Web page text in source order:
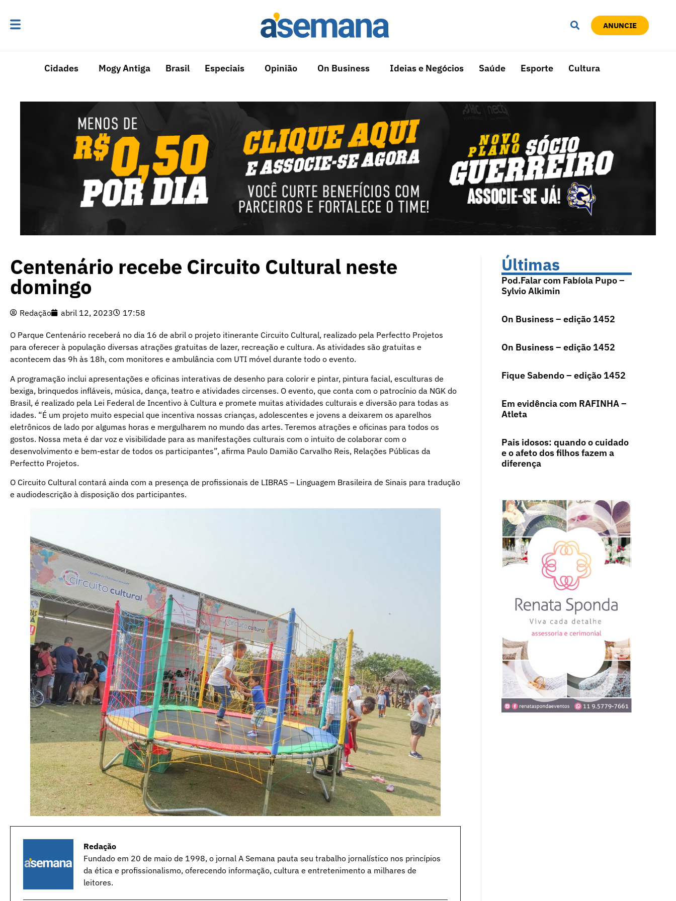
ANUNCIE
Cidades Mogy Antiga Brasil Especiais Opinião On Business Ideias e Negócios Saúde Esporte Cultura
Centenário recebe Circuito Cultural neste
domingo
Redação abril 12, 2023 17:58
O Parque Centenário receberá no dia 16 de abril o projeto itinerante Circuito Cultural, realizado pela Perfectto Projetos
para oferecer à população diversas atrações gratuitas de lazer, recreação e cultura. As atividades são gratuitas e
acontecem das 9h às 18h, com monitores e ambulância com UTI móvel durante todo o evento.
A programação inclui apresentações e oficinas interativas de desenho para colorir e pintar, pintura facial, esculturas de
bexiga, brinquedos infláveis, música, dança, teatro e atividades circenses. O evento, que conta com o patrocínio da NGK do
Brasil, é realizado pela Lei Federal de Incentivo à Cultura e promete muitas atividades culturais e diversão para todas as
idades. “É um projeto muito especial que incentiva nossas crianças, adolescentes e jovens a deixarem os aparelhos
eletrônicos de lado por algumas horas e mergulharem no mundo das artes. Teremos atrações e oficinas para todos os
gostos. Nossa meta é dar voz e visibilidade para as manifestações culturais com o intuito de colaborar com o
desenvolvimento e bem-estar de todos os participantes”, afirma Paulo Damião Carvalho Reis, Relações Públicas da
Perfectto Projetos.
O Circuito Cultural contará ainda com a presença de profissionais de LIBRAS – Linguagem Brasileira de Sinais para tradução
e audiodescrição à disposição dos participantes.
Redação
Fundado em 20 de maio de 1998, o jornal A Semana pauta seu trabalho jornalístico nos princípios
da ética e profissionalismo, oferecendo informação, cultura e entretenimento a milhares de
leitores.
Últimas
Pod.Falar com Fabíola Pupo –
Sylvio Alkimin
On Business – edição 1452
On Business – edição 1452
Fique Sabendo – edição 1452
Em evidência com RAFINHA –
Atleta
Pais idosos: quando o cuidado
e o afeto dos filhos fazem a
diferença